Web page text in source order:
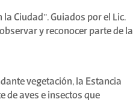
Ciudad”. Guiados por el Lic.
y reconocer parte de la
vegetación, la Estancia
de aves e insectos que